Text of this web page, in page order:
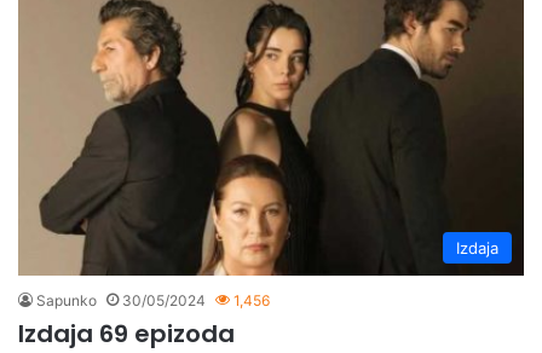
Izdaja
Sapunko 30/05/2024 1,456
Izdaja 69 epizoda